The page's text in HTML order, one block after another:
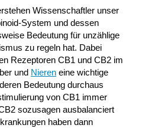
Wissenschaftler unser
System und dessen
Bedeutung für unzählige
zu regeln hat. Dabei
Rezeptoren CB1 und CB2 im
und Nieren eine wichtige
Bedeutung durchaus
von CB1 immer
sozusagen ausbalanciert
haben dann